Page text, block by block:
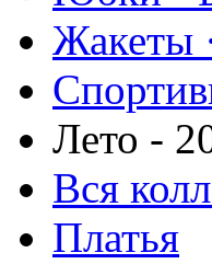
Жакеты
Лето -
Вся
Платья